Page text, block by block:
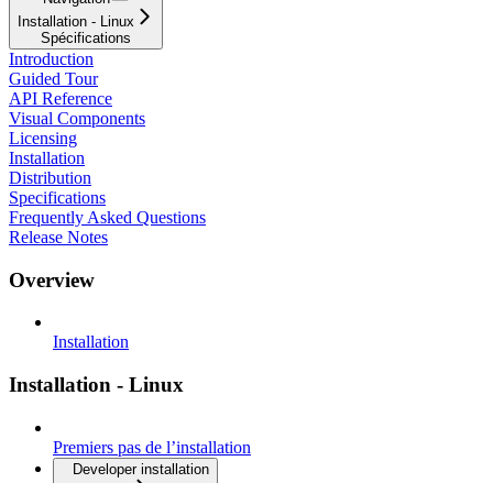
Installation - Linux
Spécifications
Introduction
Guided Tour
API Reference
Visual Components
Licensing
Installation
Distribution
Specifications
Frequently Asked Questions
Release Notes
Overview
Installation
Installation - Linux
Premiers pas de l’installation
Developer installation